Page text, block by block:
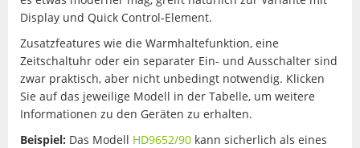
Display und Quick Control-Element.
Zusatzfeatures wie die Warmhaltefunktion, eine
Zeitschaltuhr oder ein separater Ein- und Ausschalter sind
zwar praktisch, aber nicht unbedingt notwendig. Klicken
Sie auf das jeweilige Modell in der Tabelle, um weitere
Informationen zu den Geräten zu erhalten.
Beispiel: Das Modell HD9652/90 kann sicherlich als eines